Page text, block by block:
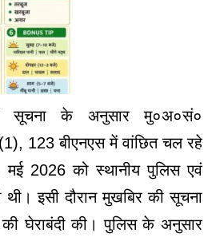
सूचना के अनुसार मु०अ०सं०
123 बीएनएस में वांछित चल रहे
2026 को स्थानीय पुलिस एवं
थी। इसी दौरान मुखबिर की सूचना
घेराबंदी की। पुलिस के अनुसार